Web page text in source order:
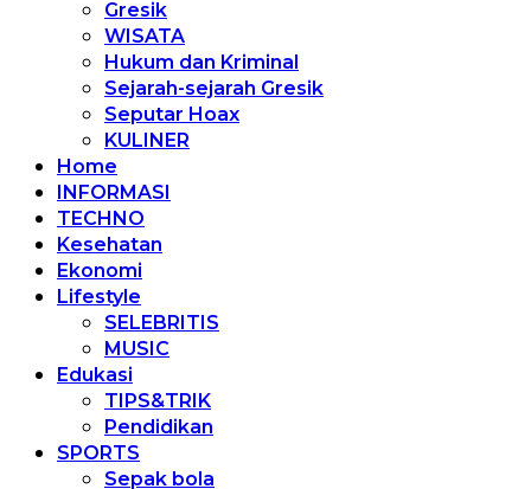
Gresik
WISATA
Hukum dan Kriminal
Sejarah-sejarah Gresik
Seputar Hoax
KULINER
Home
INFORMASI
TECHNO
Kesehatan
Ekonomi
Lifestyle
SELEBRITIS
MUSIC
Edukasi
TIPS&TRIK
Pendidikan
SPORTS
Sepak bola